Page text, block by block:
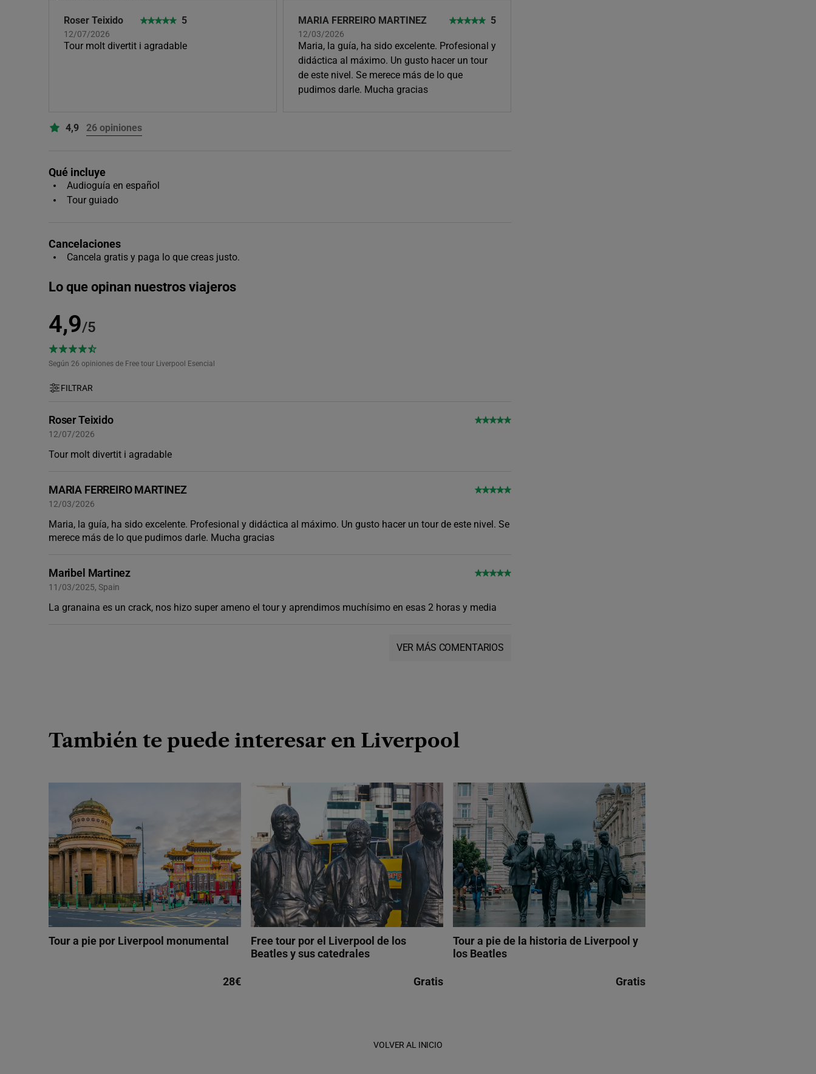
Roser Teixido
12/07/2026
5
Tour molt divertit i agradable
MARIA FERREIRO MARTINEZ
12/03/2026
5
Maria, la guía, ha sido excelente. Profesional y
didáctica al máximo. Un gusto hacer un tour
de este nivel. Se merece más de lo que
pudimos darle. Mucha gracias
4,9 26 opiniones
Qué incluye
Audioguía en español
Tour guiado
Cancelaciones
Cancela gratis y paga lo que creas justo.
Lo que opinan nuestros viajeros
4,9/5
Según 26 opiniones de Free tour Liverpool Esencial
FILTRAR
Roser Teixido
12/07/2026
Tour molt divertit i agradable
MARIA FERREIRO MARTINEZ
12/03/2026
Maria, la guía, ha sido excelente. Profesional y didáctica al máximo. Un gusto hacer un tour de este nivel. Se
merece más de lo que pudimos darle. Mucha gracias
Maribel Martinez
11/03/2025, Spain
La granaina es un crack, nos hizo super ameno el tour y aprendimos muchísimo en esas 2 horas y media
VER MÁS COMENTARIOS
También te puede interesar en Liverpool
Tour a pie por Liverpool monumental
28€
Free tour por el Liverpool de los
Beatles y sus catedrales
Gratis
Tour a pie de la historia de Liverpool y
los Beatles
Gratis
VOLVER AL INICIO